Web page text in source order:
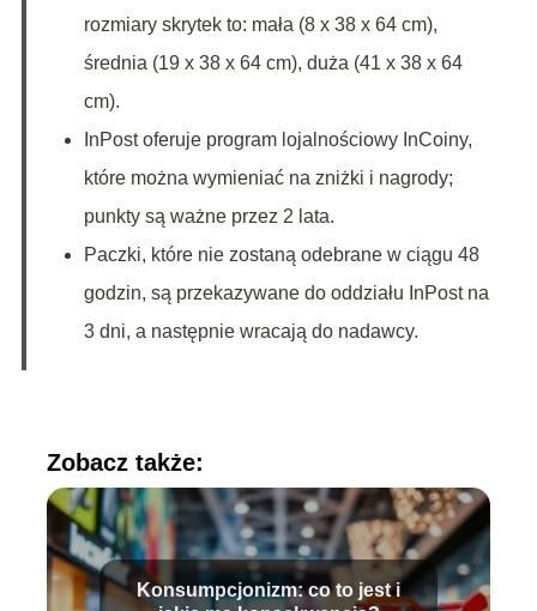
rozmiary skrytek to: mała (8 x 38 x 64 cm),
średnia (19 x 38 x 64 cm), duża (41 x 38 x 64
cm).
InPost oferuje program lojalnościowy InCoiny,
które można wymieniać na zniżki i nagrody;
punkty są ważne przez 2 lata.
Paczki, które nie zostaną odebrane w ciągu 48
godzin, są przekazywane do oddziału InPost na
3 dni, a następnie wracają do nadawcy.
Zobacz także:
Konsumpcjonizm: co to jest i